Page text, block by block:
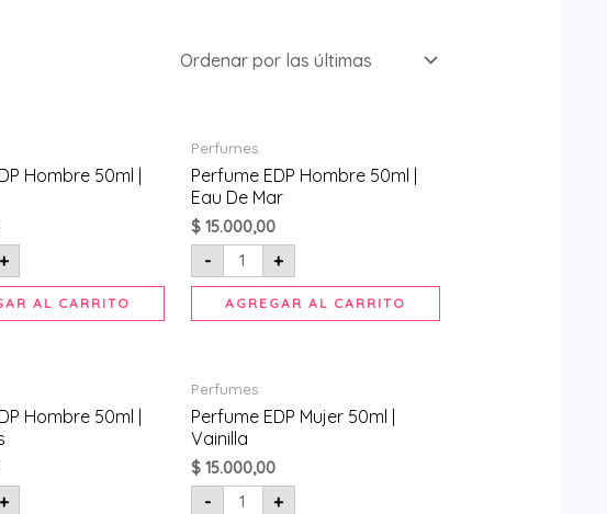
Hombre 50ml |
+
AL CARRITO
Perfumes
Perfume EDP Hombre 50ml |
Eau De Mar
$15.000,00
-
EDP
Hombre
50ml
Eau
De
Mar
cantidad
+
AGREGAR AL CARRITO
Hombre 50ml |
+
Perfumes
Perfume EDP Mujer 50ml |
Vainilla
$15.000,00
-
EDP
Mujer
50ml
|
Vainilla
cantidad
+